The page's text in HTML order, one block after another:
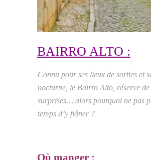
BAIRRO ALTO :
Connu pour ses lieux de sorties et
nocturne, le Bairro Alto, réserve de
surprises… alors pourquoi ne pas
temps d’y flâner ?
Où manger :